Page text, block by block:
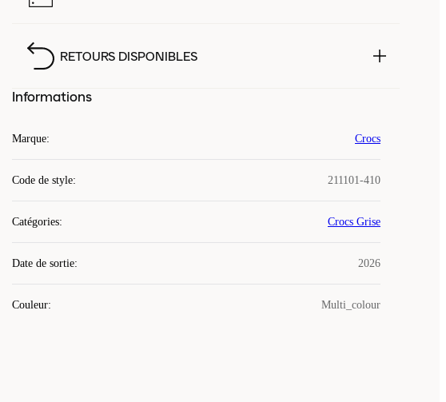
RETOURS DISPONIBLES
Informations
Marque: Crocs
Code de style: 211101-410
Catégories: Crocs Grise
Date de sortie: 2026
Couleur: Multi_colour